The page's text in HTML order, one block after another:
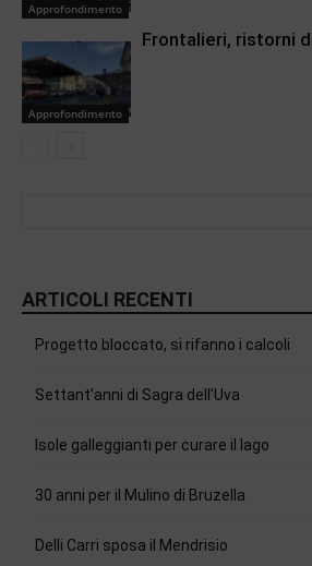
Approfondimento
Approfondimento
Frontalieri, ristorni
ARTICOLI RECENTI
Progetto bloccato, si rifanno i calcoli
Settant’anni di Sagra dell’Uva
Isole galleggianti per curare il lago
30 anni per il Mulino di Bruzella
Delli Carri sposa il Mendrisio